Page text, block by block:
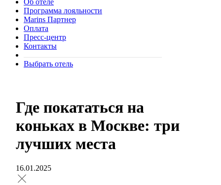
Об отеле
Программа лояльности
Marins Партнер
Оплата
Пресс-центр
Контакты
Выбрать отель
Где покататься на
коньках в Москве: три
лучших места
16.01.2025